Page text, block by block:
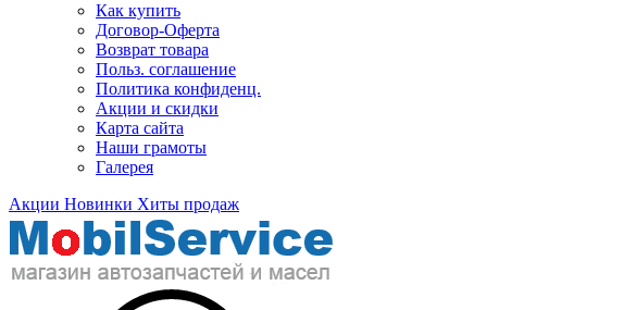
Как купить
Договор-Оферта
Возврат товара
Польз. соглашение
Политика конфиденц.
Акции и скидки
Карта сайта
Наши грамоты
Галерея
Акции Новинки Хиты продаж